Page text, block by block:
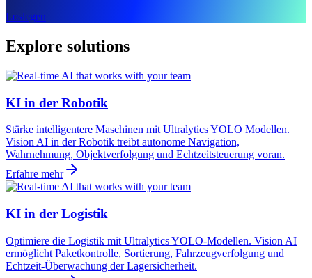
Loslegen
Explore solutions
KI in der Robotik
Stärke intelligentere Maschinen mit Ultralytics YOLO Modellen.
Vision AI in der Robotik treibt autonome Navigation,
Wahrnehmung, Objektverfolgung und Echtzeitsteuerung voran.
Erfahre mehr
KI in der Logistik
Optimiere die Logistik mit Ultralytics YOLO-Modellen. Vision AI
ermöglicht Paketkontrolle, Sortierung, Fahrzeugverfolgung und
Echtzeit-Überwachung der Lagersicherheit.